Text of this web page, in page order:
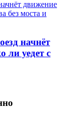
начнёт
ли уедет с